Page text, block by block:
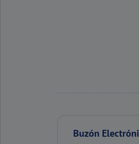
Buzón